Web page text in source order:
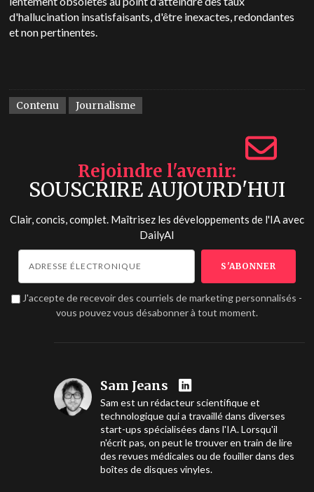
d'hallucination insatisfaisants, d'être inexactes, redondantes
et non pertinentes.
Contenu Journalisme
Rejoindre l'avenir
SOUSCRIRE AUJOURD'HUI
Clair, concis, complet. Maîtrisez les développements de l'IA avec
DailyAI
J'accepte de recevoir des courriels de marketing personnalisés -
vous pouvez vous désabonner à tout moment.
Sam Jeans
Sam est un rédacteur scientifique et
technologique qui a travaillé dans diverses
start-ups spécialisées dans l'IA. Lorsqu'il
n'écrit pas, on peut le trouver en train de lire
des revues médicales ou de fouiller dans des
boîtes de disques vinyles.